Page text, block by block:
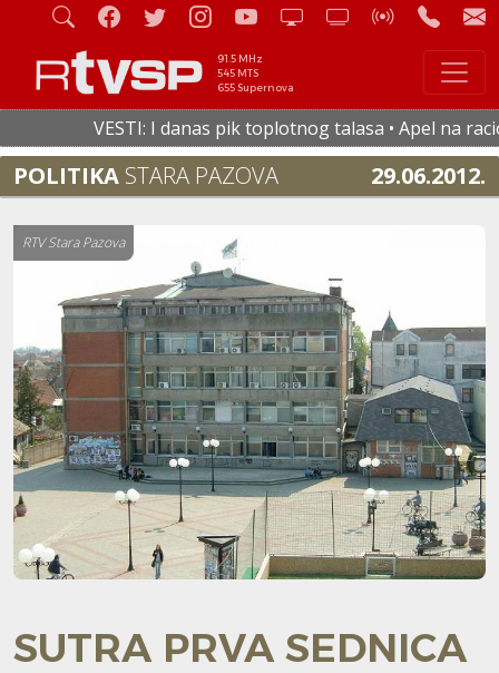
91.5 MHz
545 MTS
655 Supernova
VESTI: I danas pik toplotnog talasa • Apel na
POLITIKA STARA PAZOVA 29.06.2012.
RTV Stara Pazova
SUTRA PRVA SEDNICA